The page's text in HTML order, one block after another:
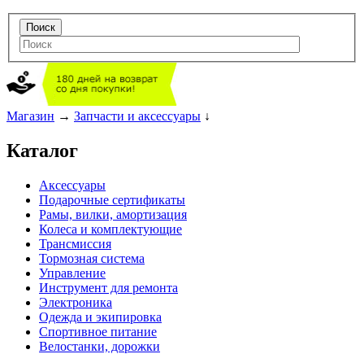
Магазин → Запчасти и аксессуары ↓
Каталог
Аксессуары
Подарочные сертификаты
Рамы, вилки, амортизация
Колеса и комплектующие
Трансмиссия
Тормозная система
Управление
Инструмент для ремонта
Электроника
Одежда и экипировка
Спортивное питание
Велостанки, дорожки